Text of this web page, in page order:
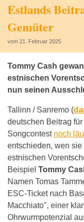
Estlands
Gemüter
vom 21. Februar 2025
Tommy Cash
estnischen
nun seinen
Tallinn / Sanremo (
deutschen Beitrag
Songcontest noch
entschieden, wen
estnischen
Beispiel Tommy
Namen Tomas
ESC-Ticket nach
Macchiato", einer
Ohrwurmpotenzial